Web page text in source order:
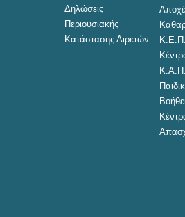
Δηλώσεις
Περιουσιακής
Κατάστασης Αιρετών